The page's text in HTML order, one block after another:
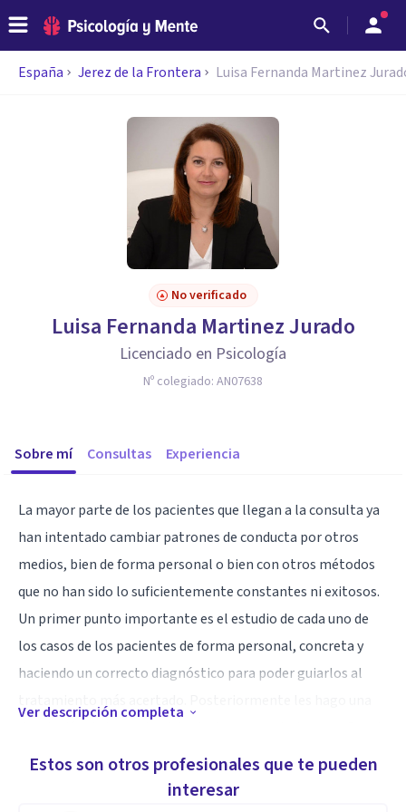
España Jerez de la Frontera Luisa Fernanda Martinez
No verificado
Luisa Fernanda Martinez Jurado
Licenciado en Psicología
Nº colegiado: AN07638
Sobre mí Consultas Experiencia
La mayor parte de los pacientes que llegan a la consulta ya
han intentado cambiar patrones de conducta por otros
medios, bien de forma personal o bien con otros métodos
que no han sido lo suficientemente constantes ni exitosos.
Un primer punto importante es el estudio de cada uno de
los casos de los pacientes de forma personal, concreta y
haciendo un correcto diagnóstico para poder guiarlos al
proceso psicológico que han seguido y como poder
cambiarlo. A continuación, les proporciono todos mis
Ver descripción completa
Estos son otros profesionales que te pueden
interesar